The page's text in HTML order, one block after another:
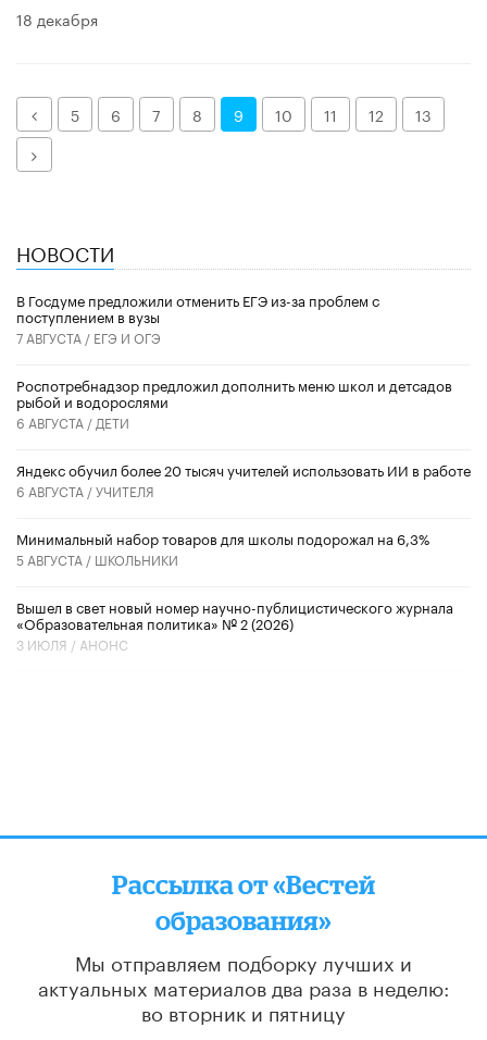
18 декабря
Назад
5 6 7 8 9 10 11 12
13
Далее
НОВОСТИ
В Госдуме предложили отменить ЕГЭ из-за проблем с
поступлением в вузы
7 АВГУСТА / ЕГЭ И ОГЭ
Роспотребнадзор предложил дополнить меню школ и детсадов
рыбой и водорослями
6 АВГУСТА / ДЕТИ
​Яндекс обучил более 20 тысяч учителей использовать ИИ в работе
6 АВГУСТА /УЧИТЕЛЯ
Минимальный набор товаров для школы подорожал на 6,3%
5 АВГУСТА / ШКОЛЬНИКИ
Вышел в свет новый номер научно-публицистического журнала
«Образовательная политика» № 2 (2026)
3 ИЮЛЯ / АНОНС
Рассылка от «Вестей
образования»
Мы отправляем подборку лучших и
актуальных материалов два раза в неделю:
во вторник и пятницу